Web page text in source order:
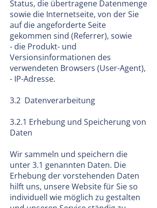
Status, die übertragene Datenmenge
sowie die Internetseite, von der Sie
auf die angeforderte Seite
gekommen sind (Referrer), sowie
- die Produkt- und
Versionsinformationen des
verwendeten Browsers (User-Agent),
- IP-Adresse.
3.2 Datenverarbeitung
3.2.1 Erhebung und Speicherung von
Daten
Wir sammeln und speichern die
unter 3.1 genannten Daten. Die
Erhebung der vorstehenden Daten
hilft uns, unsere Website für Sie so
individuell wie möglich zu gestalten